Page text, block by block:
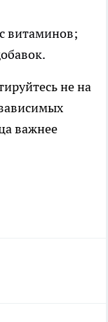
витаминов;
не на
важнее